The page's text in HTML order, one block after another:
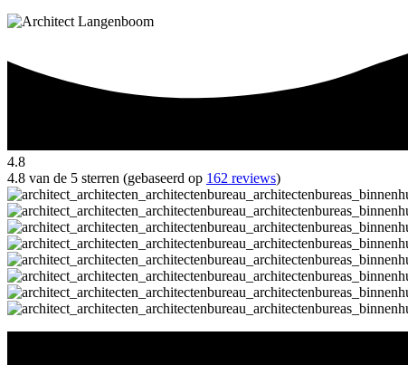
4.8
4.8 van de 5 sterren (gebaseerd op 162 reviews)